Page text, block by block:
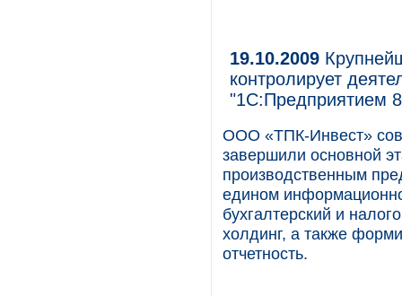
19.10.2009
контролирует
"1С:Предприятием
ООО «ТПК-Инвест»
завершили основной
производственным
едином
бухгалтерский и
холдинг, а также
отчетность.